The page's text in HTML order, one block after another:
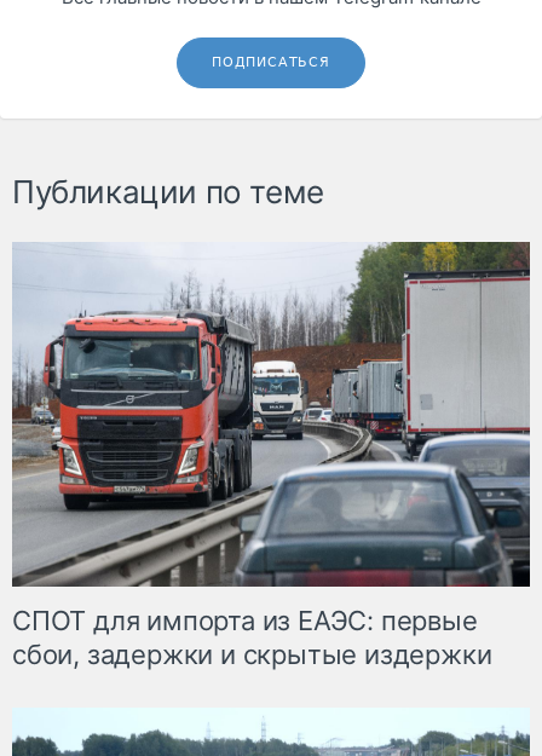
ПОДПИСАТЬСЯ
Публикации по теме
СПОТ для импорта из ЕАЭС: первые
сбои, задержки и скрытые издержки